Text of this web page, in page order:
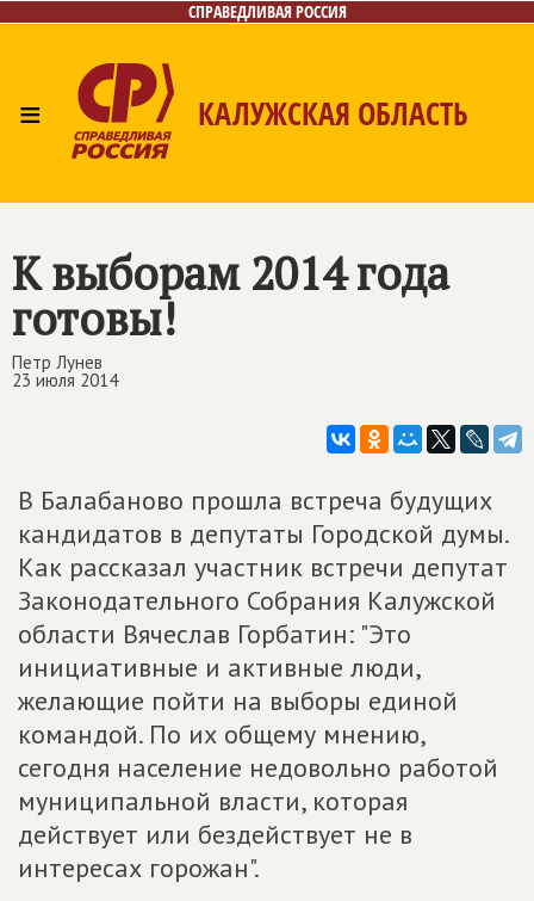
СПРАВЕДЛИВАЯ РОССИЯ
≡ КАЛУЖСКАЯ ОБЛАСТЬ
Контакты
К выборам 2014 года
готовы!
Петр Лунев
23 июля 2014
В Балабаново прошла встреча будущих
кандидатов в депутаты Городской думы.
Как рассказал участник встречи депутат
Законодательного Собрания Калужской
области Вячеслав Горбатин: "Это
инициативные и активные люди,
желающие пойти на выборы единой
командой. По их общему мнению,
сегодня население недовольно работой
муниципальной власти, которая
действует или бездействует не в
интересах горожан".